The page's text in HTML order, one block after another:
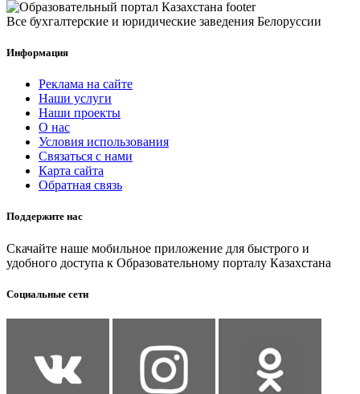
Все бухгалтерские и юридические заведения Белоруссии
Информация
Реклама на сайте
Наши услуги
Наши проекты
О нас
Условия использования
Связаться с нами
Карта сайта
Обратная связь
Поддержите нас
Скачайте наше мобильное приложение для быстрого и
удобного доступа к Образовательному порталу Казахстана
Социальные сети